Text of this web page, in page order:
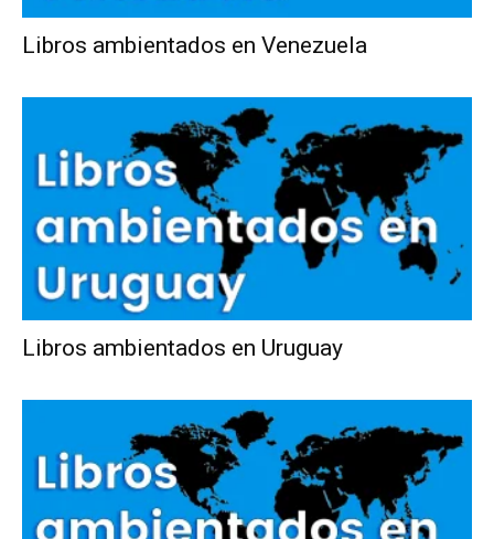
Libros ambientados en Venezuela
Libros ambientados en Uruguay